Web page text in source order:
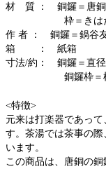
材 質 ： 銅鑼＝唐銅
枠＝きはだ
作 者 ： 銅鑼＝鍋谷
箱 ： 紙箱
寸法/約： 銅鑼＝直
銅鑼枠＝横５２
<特徴>
元来は打楽器であっ
す。茶湯では茶事の
います。
この商品は、唐銅の銅